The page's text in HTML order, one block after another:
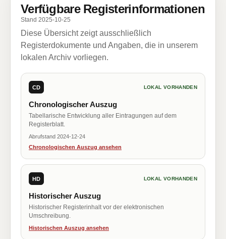
Verfügbare Registerinformationen
Stand 2025-10-25
Diese Übersicht zeigt ausschließlich
Registerdokumente und Angaben, die in unserem
lokalen Archiv vorliegen.
CD LOKAL VORHANDEN
Chronologischer Auszug
Tabellarische Entwicklung aller Eintragungen auf dem
Registerblatt.
Abrufstand 2024-12-24
Chronologischen Auszug ansehen
HD LOKAL VORHANDEN
Historischer Auszug
Historischer Registerinhalt vor der elektronischen
Umschreibung.
Historischen Auszug ansehen